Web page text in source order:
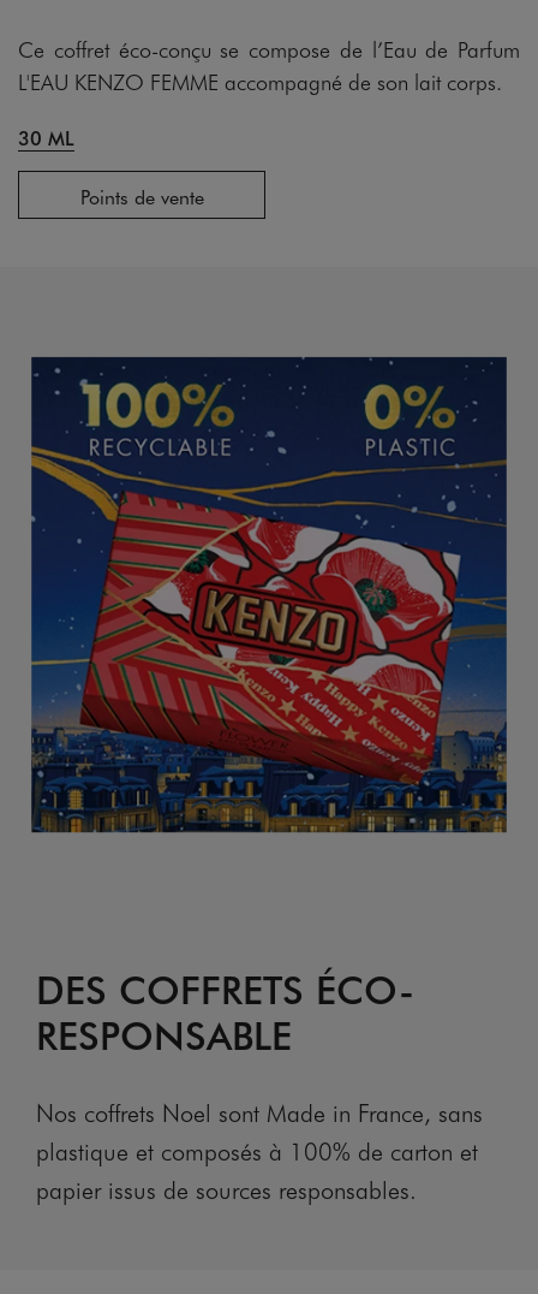
Ce coffret éco-conçu se compose de l’Eau de Parfum
L'EAU KENZO FEMME accompagné de son lait corps.
30 ML
Points de vente
DES COFFRETS ÉCO-
RESPONSABLE
Nos coffrets Noel sont Made in France, sans
plastique et composés à 100% de carton et
papier issus de sources responsables.